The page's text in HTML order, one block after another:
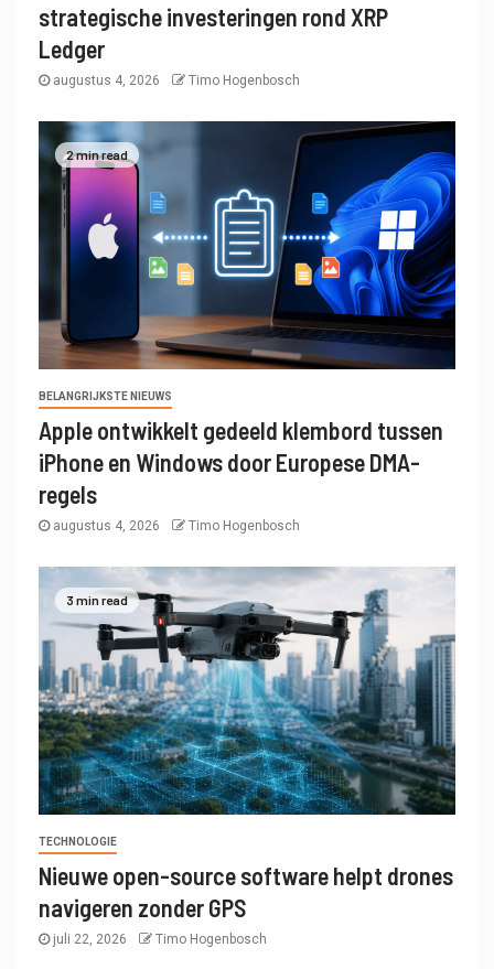
strategische investeringen rond XRP
Ledger
augustus 4, 2026 Timo Hogenbosch
2 min read
BELANGRIJKSTE NIEUWS
Apple ontwikkelt gedeeld klembord tussen
iPhone en Windows door Europese DMA-
regels
augustus 4, 2026 Timo Hogenbosch
3 min read
TECHNOLOGIE
Nieuwe open-source software helpt drones
navigeren zonder GPS
juli 22, 2026 Timo Hogenbosch